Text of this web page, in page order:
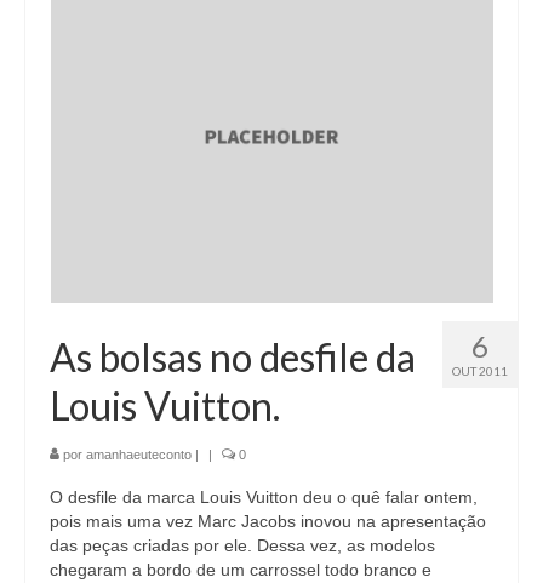
6
OUT 2011
As bolsas no desfile da
Louis Vuitton.
por amanhaeuteconto | | 0
O desfile da marca Louis Vuitton deu o quê falar ontem,
pois mais uma vez Marc Jacobs inovou na apresentação
das peças criadas por ele. Dessa vez, as modelos
chegaram a bordo de um carrossel todo branco e